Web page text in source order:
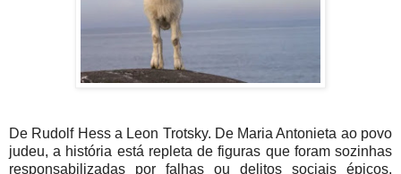
De Rudolf Hess a Leon Trotsky. De Maria Antonieta ao povo
judeu, a história está repleta de figuras que foram sozinhas
responsabilizadas por falhas ou delitos sociais épicos,